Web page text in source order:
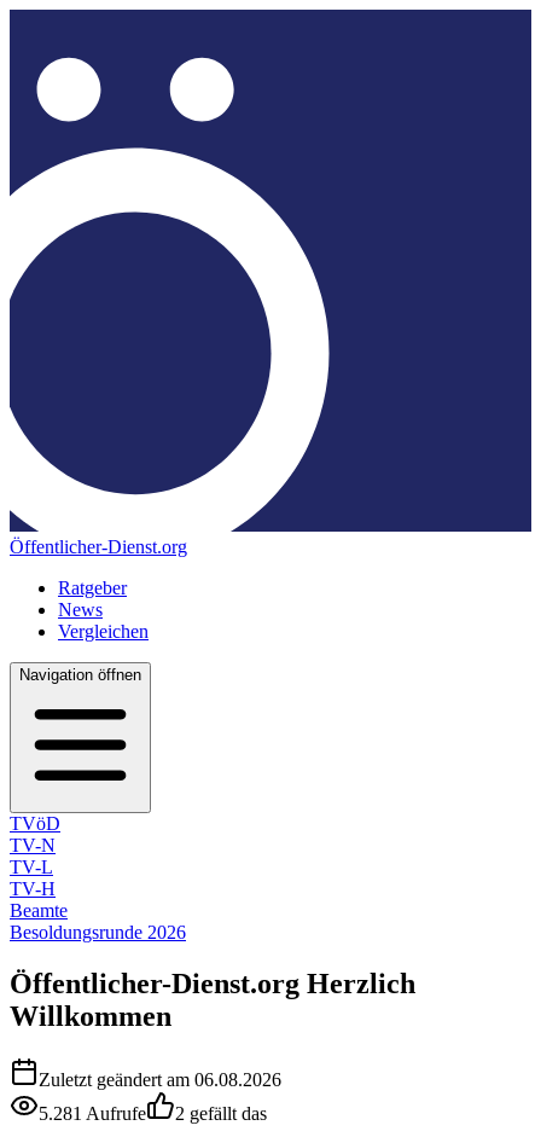
Öffentlicher-Dienst.org
Ratgeber
News
Vergleichen
Navigation öffnen
TVöD
TV-N
TV-L
TV-H
Beamte
Besoldungsrunde 2026
Öffentlicher-Dienst.org Herzlich
Willkommen
Zuletzt geändert am 06.08.2026
5.281 Aufrufe
2 gefällt das